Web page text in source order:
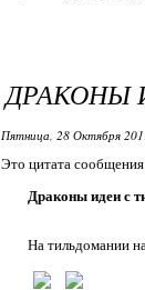
ДРАКОНЫ
Пятница, 28 Октября
Это цитата сообщения
Драконы идеи с
На тильдомании